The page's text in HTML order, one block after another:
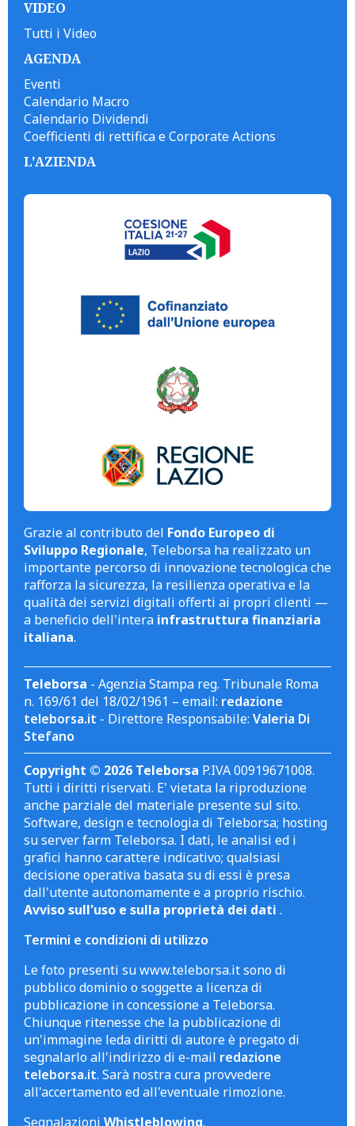
VIDEO
Tutti i Video
AGENDA
Eventi
Calendario Macro
Calendario Dividendi
Coefficienti di rettifica e Corporate Actions
L'AZIENDA
Grazie al contributo del Fondo Europeo di
Sviluppo Regionale, Teleborsa ha realizzato un
importante percorso di innovazione tecnologica che
rafforza la sicurezza, la resilienza operativa e la
qualità dei servizi digitali offerti ai propri clienti —
a beneficio dell'intera infrastruttura finanziaria
italiana.
Teleborsa - Agenzia Stampa reg. Tribunale Roma
n. 169/61 del 18/02/1961 – email: redazione
teleborsa.it - Direttore Responsabile: Valeria Di
Stefano
Copyright © 2026 Teleborsa P.IVA 00919671008.
Tutti i diritti riservati. E' vietata la riproduzione
anche parziale del materiale presente sul sito.
Software, design e tecnologia di Teleborsa; hosting
su server farm Teleborsa. I dati, le analisi ed i
grafici hanno carattere indicativo; qualsiasi
decisione operativa basata su di essi è presa
dall'utente autonomamente e a proprio rischio.
Avviso sull'uso e sulla proprietà dei dati .
Termini e condizioni di utilizzo
Le foto presenti su www.teleborsa.it sono di
pubblico dominio o soggette a licenza di
pubblicazione in concessione a Teleborsa.
Chiunque ritenesse che la pubblicazione di
un'immagine leda diritti di autore è pregato di
segnalarlo all'indirizzo di e-mail redazione
teleborsa.it. Sarà nostra cura provvedere
all'accertamento ed all'eventuale rimozione.
Segnalazioni Whistleblowing.